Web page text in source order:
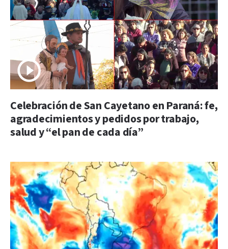
Celebración de San Cayetano en Paraná: fe,
agradecimientos y pedidos por trabajo,
salud y “el pan de cada día”